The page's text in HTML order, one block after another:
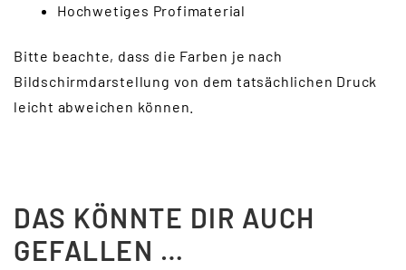
Hochwetiges Profimaterial
Bitte beachte, dass die Farben je nach
Bildschirmdarstellung von dem tatsächlichen Druck
leicht abweichen können.
DAS KÖNNTE DIR AUCH
GEFALLEN …